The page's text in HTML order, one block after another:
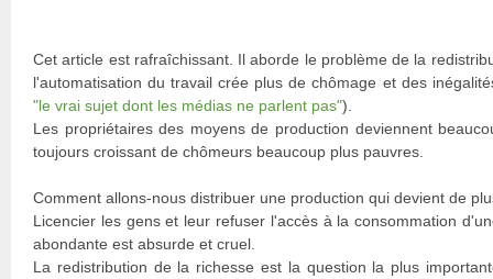
Cet article est rafraîchissant. Il aborde le problème de la
l'automatisation du travail crée plus de chômage et des
"le vrai sujet dont les médias ne parlent pas").
Les propriétaires des moyens de production deviennent
toujours croissant de chômeurs beaucoup plus pauvres.
Comment allons-nous distribuer une production qui devient de
Licencier les gens et leur refuser l'accès à la consommation
abondante est absurde et cruel.
La redistribution de la richesse est la question la plus